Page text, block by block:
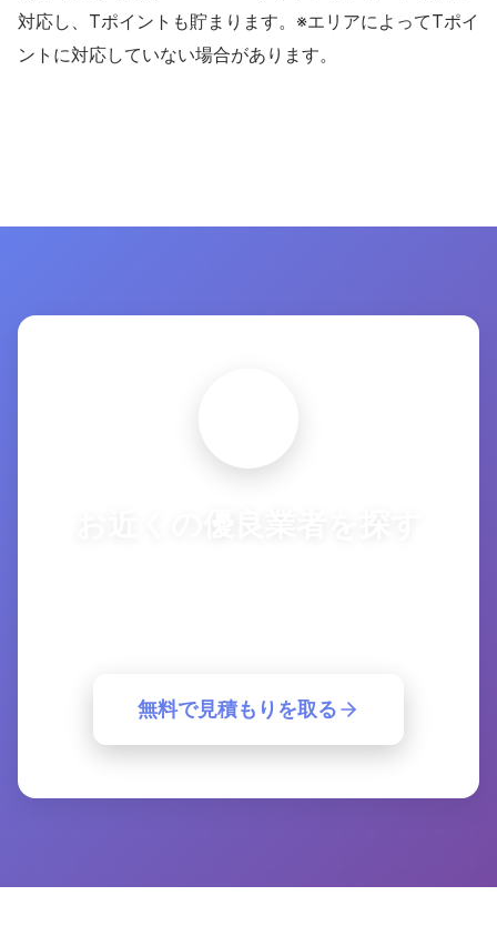
対応し、Tポイントも貯まります。※エリアによってTポイ
ントに対応していない場合があります。
無料で見積もりを取る